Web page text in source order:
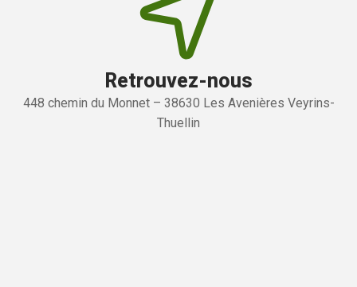
Retrouvez-nous
448 chemin du Monnet – 38630 Les Avenières Veyrins-
Thuellin